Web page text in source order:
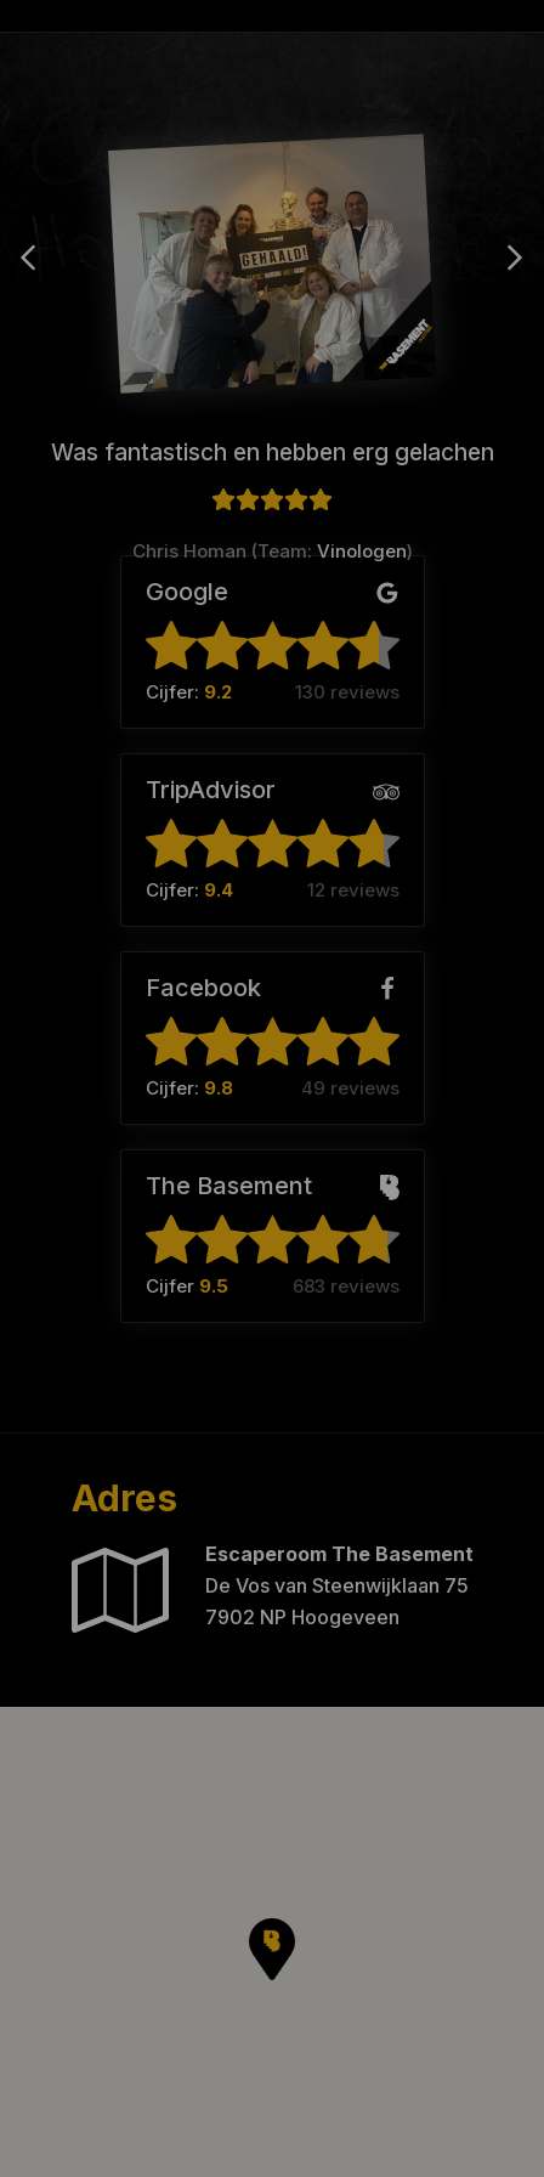
Was fantastisch en hebben erg gelachen
Chris Homan (Team: Vinologen)
Google
Cijfer: 9.2 130 reviews
TripAdvisor
Cijfer: 9.4 12 reviews
Facebook
Cijfer: 9.8 49 reviews
The Basement
Cijfer 9.5 683 reviews
Adres
Escaperoom The Basement
De Vos van Steenwijklaan 75
7902 NP Hoogeveen